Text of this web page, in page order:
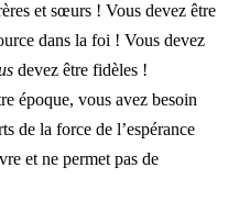
et sœurs ! Vous devez être
dans la foi ! Vous devez
devez être fidèles !
époque, vous avez besoin
de la force de l’espérance
et ne permet pas de